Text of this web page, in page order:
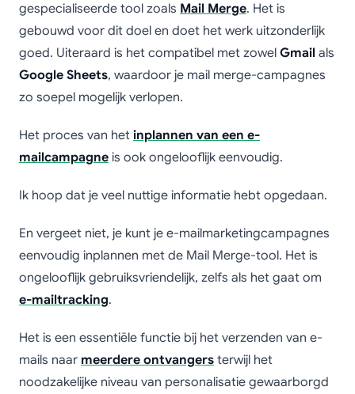
gespecialiseerde tool zoals Mail Merge. Het is
gebouwd voor dit doel en doet het werk uitzonderlijk
goed. Uiteraard is het compatibel met zowel Gmail als
Google Sheets, waardoor je mail merge-campagnes
zo soepel mogelijk verlopen.
Het proces van het inplannen van een e-
mailcampagne is ook ongelooflijk eenvoudig.
Ik hoop dat je veel nuttige informatie hebt opgedaan.
En vergeet niet, je kunt je e-mailmarketingcampagnes
eenvoudig inplannen met de Mail Merge-tool. Het is
ongelooflijk gebruiksvriendelijk, zelfs als het gaat om
e-mailtracking.
Het is een essentiële functie bij het verzenden van e-
mails naar meerdere ontvangers terwijl het
noodzakelijke niveau van personalisatie gewaarborgd